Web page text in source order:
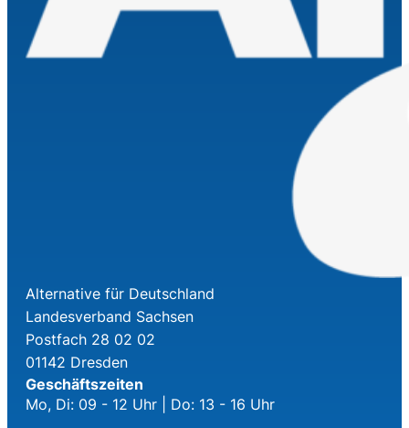
Alternative für Deutschland
Landesverband Sachsen
Postfach 28 02 02
01142 Dresden
Geschäftszeiten
Mo, Di: 09 - 12 Uhr | Do: 13 - 16 Uhr